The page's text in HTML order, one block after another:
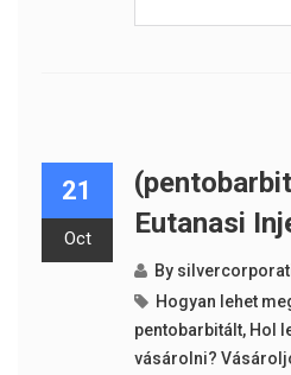
21
Oct
Eutanasi
By
Hogyan lehet
pentobarbitált, Hol
vásárolni?